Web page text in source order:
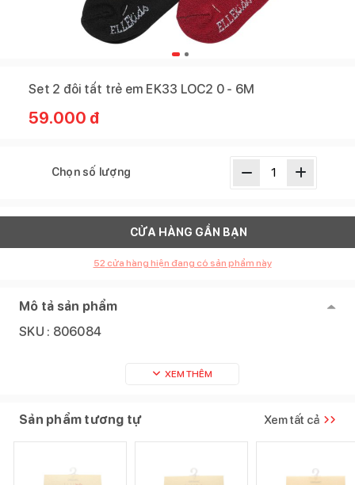
Set 2 đôi tất trẻ em EK33 LOC2 0 - 6M
59.000 đ
Chọn số lượng
CỬA HÀNG GẦN BẠN
52 cửa hàng hiện đang có sản phẩm này
Mô tả sản phẩm
SKU : 806084
XEM THÊM
Sản phẩm tương tự Xem tất cả